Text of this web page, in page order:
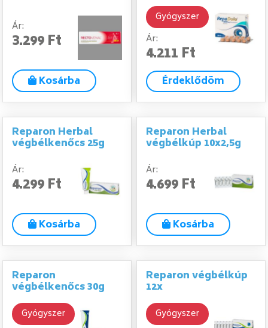
Ár:
3.299 Ft
Kosárba
Gyógyszer
Ár:
4.211 Ft
Érdeklődöm
Reparon Herbal
végbélkenőcs 25g
Ár:
4.299 Ft
Kosárba
Reparon Herbal
végbélkúp 10x2,5g
Ár:
4.699 Ft
Kosárba
Reparon
végbélkenőcs 30g
Gyógyszer
Reparon végbélkúp
12x
Gyógyszer